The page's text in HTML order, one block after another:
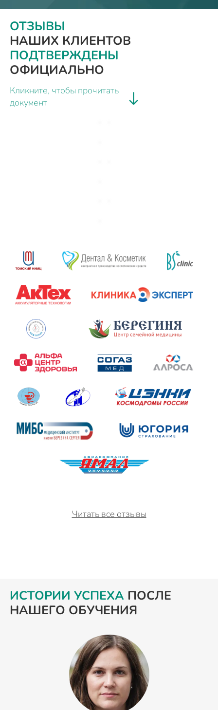
ОТЗЫВЫ
НАШИХ КЛИЕНТОВ
ПОДТВЕРЖДЕНЫ
ОФИЦИАЛЬНО
Кликните, чтобы прочитать
документ
Читать все отзывы
ИСТОРИИ УСПЕХА ПОСЛЕ
НАШЕГО ОБУЧЕНИЯ